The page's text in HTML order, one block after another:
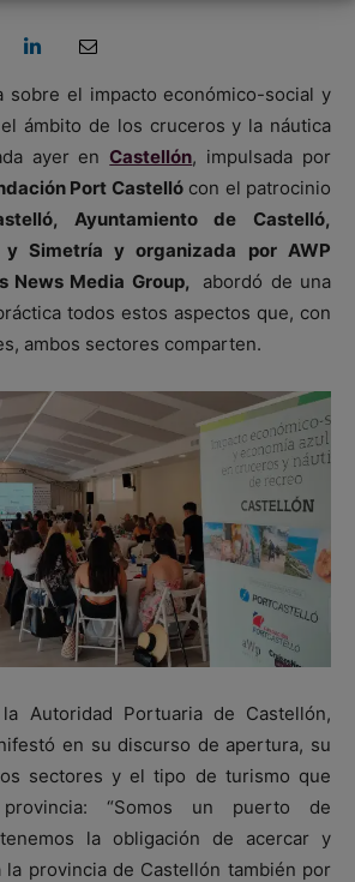
sobre el impacto económico-social y
ámbito de los cruceros y la náutica
ayer enCastellón, impulsada por
Port Castellócon el patrocinio
Ayuntamiento de Castelló,
y Simetría y organizada por AWP
News Media Group,
abordó de una
todos estos aspectos que, con
ambos sectores comparten.
Autoridad Portuaria de Castellón,
en su discurso de apertura, su
sectores y el tipo de turismo que
“Somos un puerto de
la obligación de acercar y
provincia de Castellón también por